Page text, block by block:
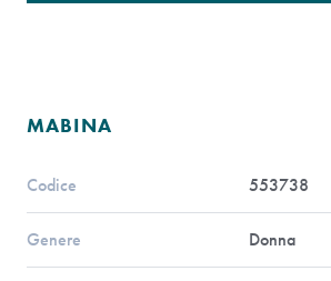
MABINA
Codice 553738
Genere Donna